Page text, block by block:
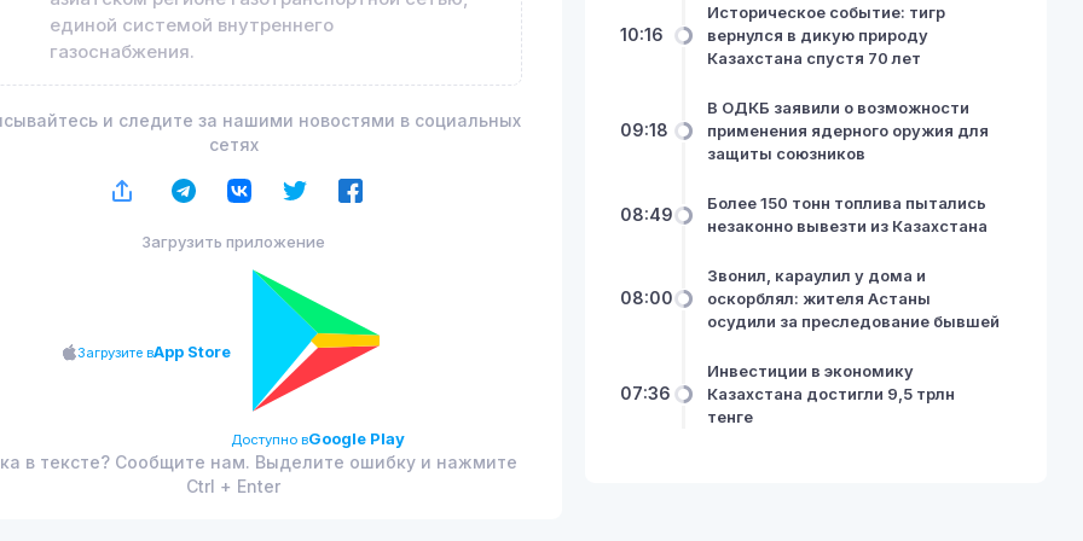
единой системой внутреннего
газоснабжения.
и следите за нашими новостями в социальных
сетях
Загрузить приложение
Загрузите вApp Store
Доступно вGoogle Play
в тексте? Сообщите нам. Выделите ошибку и нажмите
Ctrl + Enter
10:16
Историческое событие: тигр
вернулся в дикую природу
Казахстана спустя 70 лет
09:18
В ОДКБ заявили о возможности
применения ядерного оружия для
защиты союзников
08:49
Более 150 тонн топлива пытались
незаконно вывезти из Казахстана
08:00
Звонил, караулил у дома и
оскорблял: жителя Астаны
осудили за преследование бывшей
07:36
Инвестиции в экономику
Казахстана достигли 9,5 трлн
тенге